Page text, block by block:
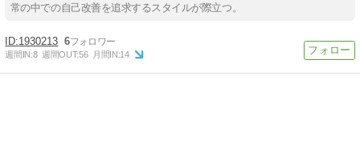
常の中での自己改善を追求するスタイルが際立つ。
1930213 6
週間IN:8 週間OUT:56 月間IN:14